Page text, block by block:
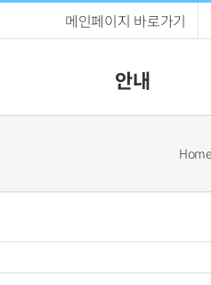
메인페이지 바로가기
안내
Home